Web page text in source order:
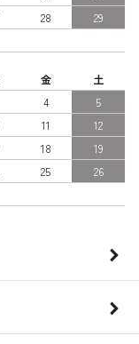
28
29
金
土
4
5
11
12
18
19
25
26